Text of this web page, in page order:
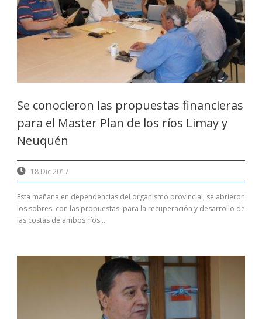
Se conocieron las propuestas financieras
para el Master Plan de los ríos Limay y
Neuquén
18 Dic 2017
Esta mañana en dependencias del organismo provincial, se abrieron
los sobres con las propuestas para la recuperación y desarrollo de
las costas de ambos ríos....